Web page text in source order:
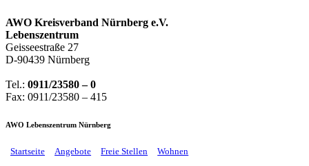
AWO Kreisverband Nürnberg e.V.
Lebenszentrum
Geisseestraße 27
D-90439 Nürnberg
Tel.: 0911/23580 – 0
Fax: 0911/23580 – 415
AWO Lebenszentrum Nürnberg
Startseite Angebote Freie Stellen Wohnen